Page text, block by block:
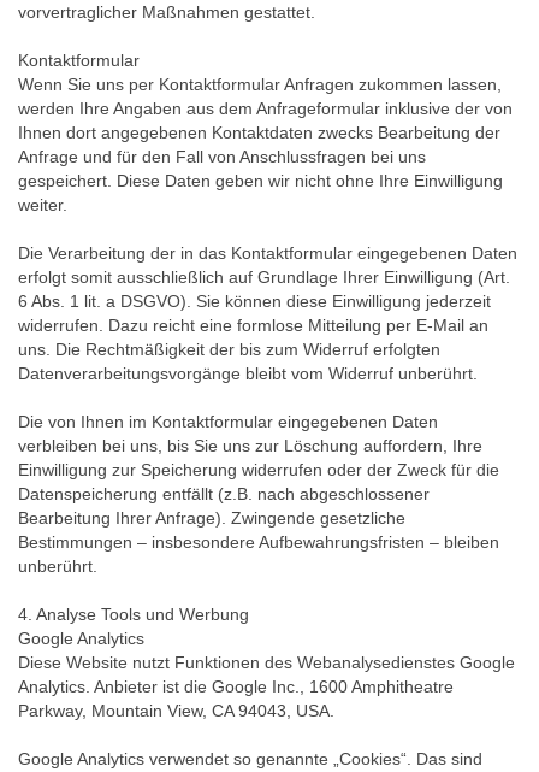
vorvertraglicher Maßnahmen gestattet.
Kontaktformular
Wenn Sie uns per Kontaktformular Anfragen zukommen lassen,
werden Ihre Angaben aus dem Anfrageformular inklusive der von
Ihnen dort angegebenen Kontaktdaten zwecks Bearbeitung der
Anfrage und für den Fall von Anschlussfragen bei uns
gespeichert. Diese Daten geben wir nicht ohne Ihre Einwilligung
weiter.
Die Verarbeitung der in das Kontaktformular eingegebenen Daten
erfolgt somit ausschließlich auf Grundlage Ihrer Einwilligung (Art.
6 Abs. 1 lit. a DSGVO). Sie können diese Einwilligung jederzeit
widerrufen. Dazu reicht eine formlose Mitteilung per E-Mail an
uns. Die Rechtmäßigkeit der bis zum Widerruf erfolgten
Datenverarbeitungsvorgänge bleibt vom Widerruf unberührt.
Die von Ihnen im Kontaktformular eingegebenen Daten
verbleiben bei uns, bis Sie uns zur Löschung auffordern, Ihre
Einwilligung zur Speicherung widerrufen oder der Zweck für die
Datenspeicherung entfällt (z.B. nach abgeschlossener
Bearbeitung Ihrer Anfrage). Zwingende gesetzliche
Bestimmungen – insbesondere Aufbewahrungsfristen – bleiben
unberührt.
4. Analyse Tools und Werbung
Google Analytics
Diese Website nutzt Funktionen des Webanalysedienstes Google
Analytics. Anbieter ist die Google Inc., 1600 Amphitheatre
Parkway, Mountain View, CA 94043, USA.
Google Analytics verwendet so genannte „Cookies“. Das sind